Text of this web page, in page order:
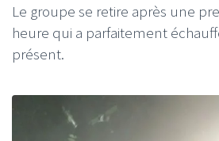
Le groupe se retire après une
heure qui a parfaitement
présent.